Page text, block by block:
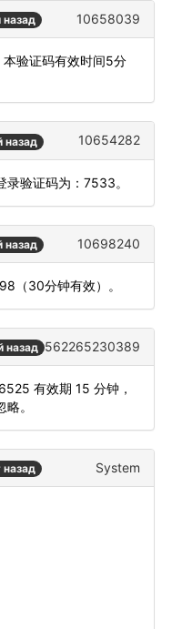
назад 10658039
本验证码有效时间5分
назад 10654282
录验证码为：7533。
назад 10698240
（30分钟有效）。
назад 562265230389
有效期 15 分钟，
。
назад System